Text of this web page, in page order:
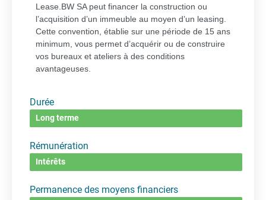
Lease.BW SA peut financer la construction ou
l’acquisition d’un immeuble au moyen d’un leasing.
Cette convention, établie sur une période de 15 ans
minimum, vous permet d’acquérir ou de construire
vos bureaux et ateliers à des conditions
avantageuses.
Durée
Long terme
Rémunération
Intérêts
Permanence des moyens financiers